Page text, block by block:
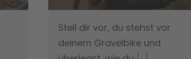
Stell dir vor, du stehst vor
deinem Gravelbike und